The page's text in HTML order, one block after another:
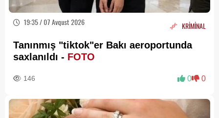
19:35 / 07 Avqust 2026 KRİMİNAL
Tanınmış "tiktok"er Bakı aeroportunda
saxlanıldı - FOTO
146 0 0